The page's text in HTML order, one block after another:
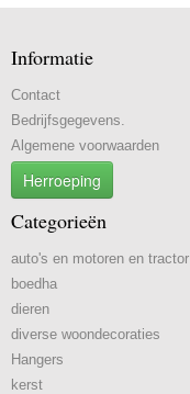
Informatie
Contact
Bedrijfsgegevens.
Algemene voorwaarden
Herroeping
Categorieën
auto's en motoren en tractor
boedha
dieren
diverse woondecoraties
Hangers
kerst